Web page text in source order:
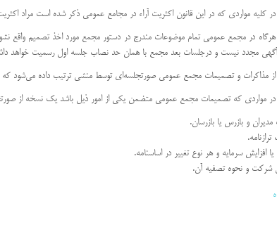
104 - هرگاه در مجمع عمومی تمام موضوعات مندرج در دستور مجمع مورد اخذ تصمیم
مجدد نیست و در‌جلسات بعد مجمع با همان حد نصاب جلسه اول رسمیت خواهد
مدیران و بازرس یا بازرسان.
افزایش سرمایه و هر نوع تغییر در اساسنامه.
شركت و نحوه تصفیه آن.